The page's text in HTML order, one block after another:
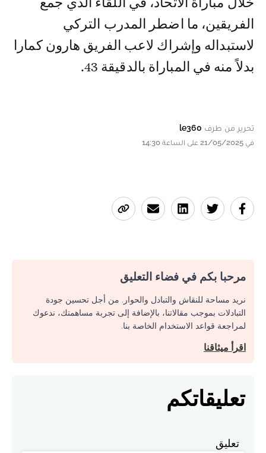
خلال مباراة الاتحاد، في اللقاء الذي جمع
الفريقين، ما اضطر المدرب التركي
لاستبداله وإشراك لاعب الفريق هارون كمارا
بدلاً منه في المباراة بالدقيقة 43.
تحرير من طرف le360
في 21/05/2025 على الساعة 14:30
مرحبا بكم في فضاء التعليق
نريد مساحة للنقاش والتبادل والحوار. من أجل تحسين جودة
التبادلات بموجب مقالاتنا، بالإضافة إلى تجربة مساهمتك، ندعوك
لمراجعة قواعد الاستخدام الخاصة بنا.
اقرأ ميثاقنا
تعليقاتكم
تعليق